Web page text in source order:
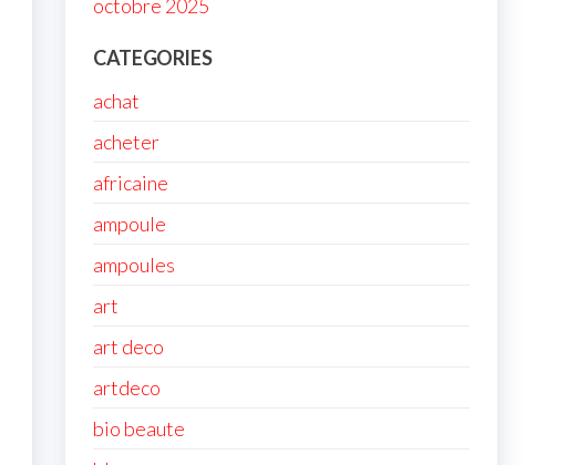
octobre 2025
CATEGORIES
achat
acheter
africaine
ampoule
ampoules
art
art deco
artdeco
bio beaute